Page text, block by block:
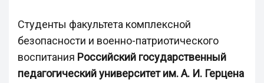
Студенты факультета комплексной
безопасности и военно-патриотического
воспитания Российский государственный
педагогический университет им. А. И. Герцена